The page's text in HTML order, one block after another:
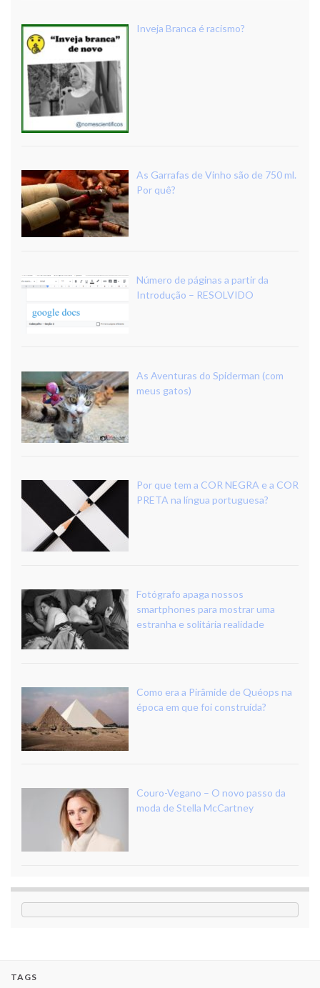
Inveja Branca é racismo?
As Garrafas de Vinho são de 750 ml.
Por quê?
Número de páginas a partir da
Introdução – RESOLVIDO
As Aventuras do Spiderman (com
meus gatos)
Por que tem a COR NEGRA e a COR
PRETA na língua portuguesa?
Fotógrafo apaga nossos
smartphones para mostrar uma
estranha e solitária realidade
Como era a Pirâmide de Quéops na
época em que foi construída?
Couro-Vegano – O novo passo da
moda de Stella McCartney
TAGS